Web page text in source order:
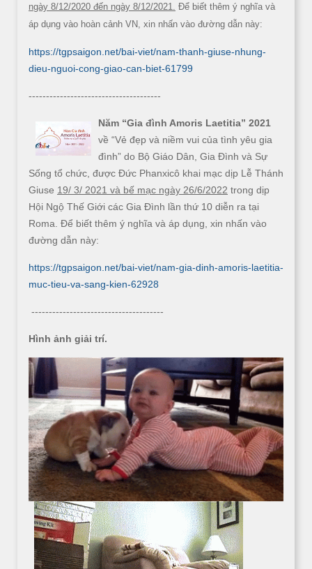
ngày 8/12/2020 đến ngày 8/12/2021.
Để biết thêm ý nghĩa và
áp dụng vào hoàn cảnh VN, xin nhấn vào đường dẫn này:
https://tgpsaigon.net/bai-viet/nam-thanh-giuse-nhung-
dieu-nguoi-cong-giao-can-biet-61799
--------------------------------------
Năm “Gia đình Amoris Laetitia” 2021
về “Vẻ đẹp và niềm vui của tình yêu gia
đình” do Bộ Giáo Dân, Gia Đình và Sự
Sống tổ chức, được Đức Phanxicô khai mạc dịp Lễ Thánh
Giuse 19/ 3/ 2021 và bế mạc ngày 26/6/2022 trong dịp
Hội Ngộ Thế Giới các Gia Đình lần thứ 10 diễn ra tại
Roma. Để biết thêm ý nghĩa và áp dụng, xin nhấn vào
đường dẫn này:
https://tgpsaigon.net/bai-viet/nam-gia-dinh-amoris-laetitia-
muc-tieu-va-sang-kien-62928
--------------------------------------
Hình ảnh giải trí.